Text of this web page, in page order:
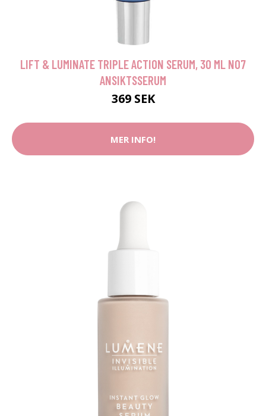
LIFT & LUMINATE TRIPLE ACTION SERUM, 30 ML NO7
ANSIKTSSERUM
369 SEK
MER INFO!